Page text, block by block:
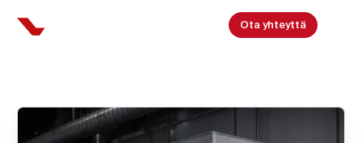
Ota yhteyttä